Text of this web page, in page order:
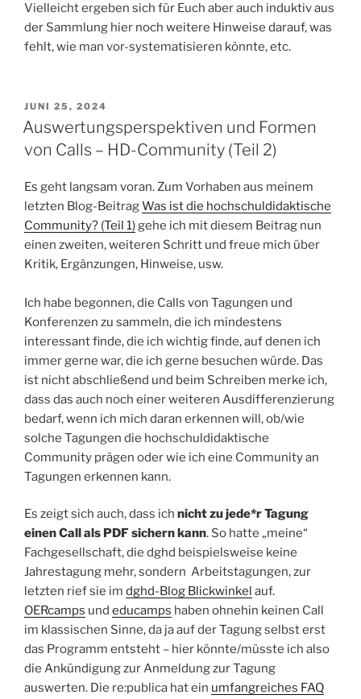
Vielleicht ergeben sich für Euch aber auch induktiv aus
der Sammlung hier noch weitere Hinweise darauf, was
fehlt, wie man vor-systematisieren könnte, etc.
VERÖFFENTLICHT
AM
JUNI 25, 2024
Auswertungsperspektiven und Formen
von Calls – HD-Community (Teil 2)
Es geht langsam voran. Zum Vorhaben aus meinem
letzten Blog-BeitragWas ist die hochschuldidaktische
Community? (Teil 1) gehe ich mit diesem Beitrag nun
einen zweiten, weiteren Schritt und freue mich über
Kritik, Ergänzungen, Hinweise, usw.
Ich habe begonnen, die Calls von Tagungen und
Konferenzen zu sammeln, die ich mindestens
interessant finde, die ich wichtig finde, auf denen ich
immer gerne war, die ich gerne besuchen würde. Das
ist nicht abschließend und beim Schreiben merke ich,
dass das auch noch einer weiteren Ausdifferenzierung
bedarf, wenn ich mich daran erkennen will, ob/wie
solche Tagungen die hochschuldidaktische
Community prägen oder wie ich eine Community an
Tagungen erkennen kann.
Es zeigt sich auch, dass ich nicht zu jede*r Tagung
einen Call als PDF sichern kann. So hatte „meine“
Fachgesellschaft, die dghd beispielsweise keine
Jahrestagung mehr, sondern Arbeitstagungen, zur
letzten rief sie im dghd-Blog Blickwinkel auf.
OERcamps und educamps haben ohnehin keinen Call
im klassischen Sinne, da ja auf der Tagung selbst erst
das Programm entsteht – hier könnte/müsste ich also
die Ankündigung zur Anmeldung zur Tagung
auswerten. Die re:publica hat ein umfangreiches FAQ